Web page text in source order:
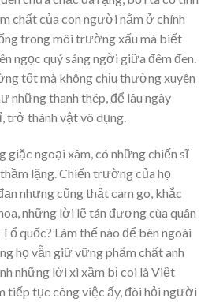
chất của con người nằm ở chính
trong môi trường xấu mà biết
ngọc quý sáng ngời giữa đêm đen.
tốt mà không chịu thường xuyên
những thanh thép, để lâu ngày
trở thành vật vô dụng.
giặc ngoại xâm, có những chiến sĩ
lặng. Chiến trường của họ
nhưng cũng thật cam go, khắc
những lời lẽ tán đương cùa quân
quốc? Làm thế nào để bên ngoài
họ vẫn giữ vững phẩm chất anh
những lời xì xầm bị coi là Việt
tiếp tục công việc ấy, đòi hỏi người